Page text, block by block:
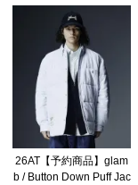
26AT【予約商品】glam
b / Button Down Puff Jac